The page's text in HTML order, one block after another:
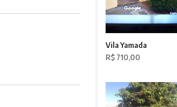
Vila Yamada
R$ 710,00